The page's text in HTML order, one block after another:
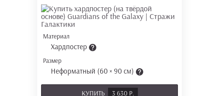
Материал
Хардпостер
Размер
Неформатный (60 × 90 см)
КУПИТЬ 3 630 Р.